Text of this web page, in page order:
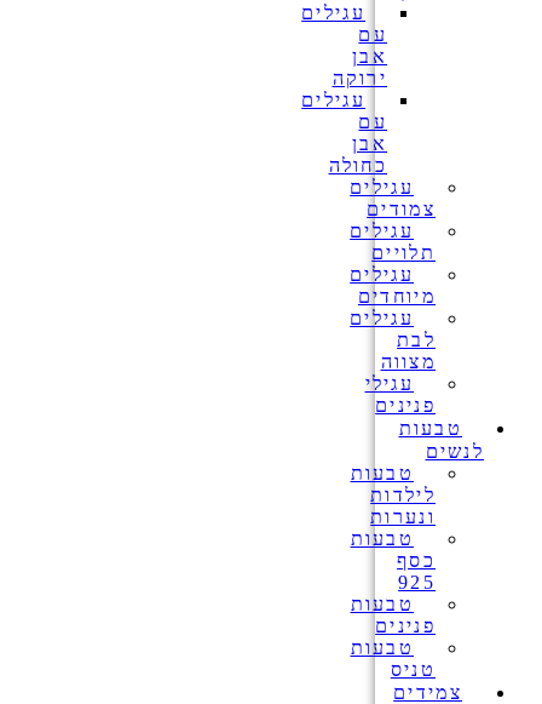
עגילים
עם
אבן
ירוקה
עגילים
עם
אבן
כחולה
עגילים
צמודים
עגילים
תלויים
עגילים
מיוחדים
עגילים
לבת
מצווה
עגילי
פנינים
טבעות
לנשים
טבעות
לילדות
ונערות
טבעות
כסף
925
טבעות
פנינים
טבעות
טניס
צמידים